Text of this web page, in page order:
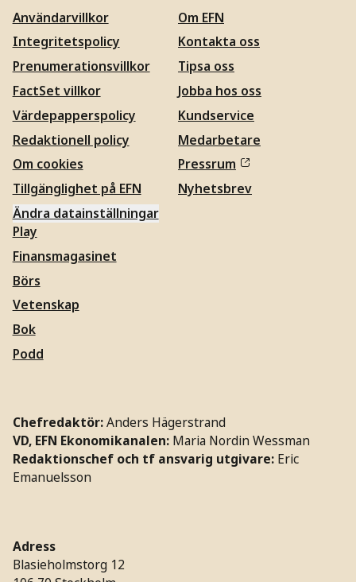
Användarvillkor
Integritetspolicy
Prenumerationsvillkor
FactSet villkor
Värdepapperspolicy
Redaktionell policy
Om cookies
Tillgänglighet på EFN
Ändra datainställningar
Om EFN
Kontakta oss
Tipsa oss
Jobba hos oss
Kundservice
Medarbetare
Pressrum
Nyhetsbrev
Play
Finansmagasinet
Börs
Vetenskap
Bok
Podd
Chefredaktör:Anders Hägerstrand
VD, EFN Ekonomikanalen: Maria Nordin Wessman
Redaktionschef och tf ansvarig utgivare: Eric
Emanuelsson
Adress
Blasieholmstorg 12